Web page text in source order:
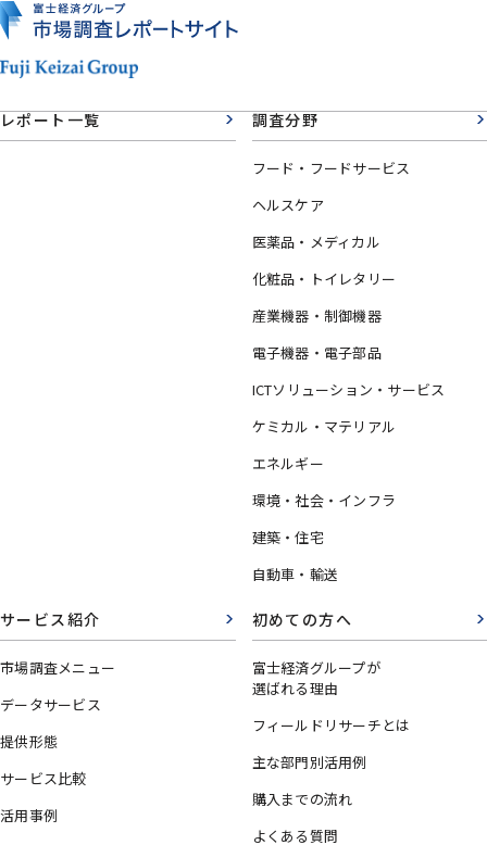
レポート一覧 調査分野
フード・フードサービス
ヘルスケア
医薬品・メディカル
化粧品・トイレタリー
産業機器・制御機器
電子機器・電子部品
ICTソリューション・サービス
ケミカル・マテリアル
エネルギー
環境・社会・インフラ
建築・住宅
自動車・輸送
サービス紹介
市場調査メニュー
データサービス
提供形態
サービス比較
活用事例
初めての方へ
富士経済グループが
選ばれる理由
フィールドリサーチとは
主な部門別活用例
購入までの流れ
よくある質問